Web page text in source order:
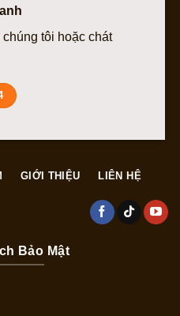
chúng tôi hoặc chát
GIỚI THIỆU LIÊN HỆ
Bảo Mật